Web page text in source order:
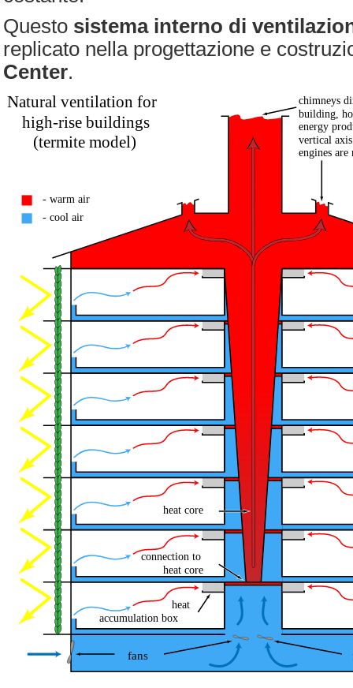
Questo sistema interno di
replicato nella progettazione e
Center.
heat
accumulation box
connection to
heat core
heat core
Natural ventilation for
high-rise buildings
(termite model)
chimneys
building,
energy
vertical
engines
- warm air
- cool air
fans